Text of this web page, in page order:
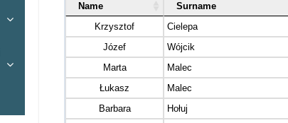
Name Surname
Krzysztof
Cielepa
Józef
Wójcik
Marta
Malec
Łukasz
Malec
Barbara
Hołuj